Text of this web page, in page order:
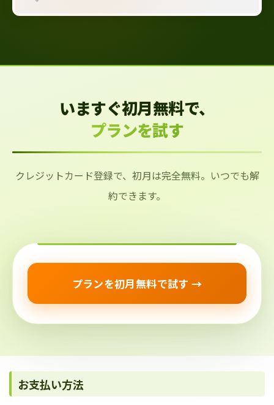
いますぐ初月無料で、
プランを試す
クレジットカード登録で、初月は完全無料。いつでも解
約できます。
プランを初月無料で試す →
お支払い方法